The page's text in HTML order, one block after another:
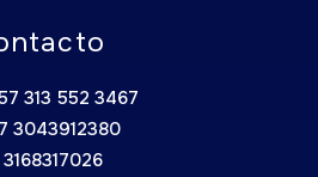
313 552 3467
3043912380